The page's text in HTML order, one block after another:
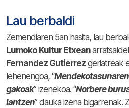
Lau berbaldi
Zemendiaren 5an hasita, lau
Lumoko Kultur Etxean
Fernandez Gutierrez geriatreak
lehenengoa, “
gakoak” izenekoa. “Norbere
lantzen” dauka izena bigarrenak.